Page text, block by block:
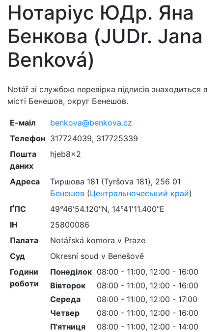
Нотаріус ЮДр. Яна
Бенкова (JUDr. Jana
Benková)
Notář зі службою перевірка підписів знаходиться в
місті Бенешов, округ Бенешов.
Е-маіл
benkova@benkova.cz
Телефон 317724039, 317725339
Пошта
даних
hjeb8x2
Адреса Тиршова 181 (Tyršova 181), 256 01
Бенешов(Центральночеський край)
ҐПС
49°46'54.120"N, 14°41'11.400"E
ІН
25800086
Палата
Notářská komora v Praze
Суд
Okresní soud v Benešově
Години
роботи
Понеділок 08:00 - 11:00, 12:00 - 16:00
Вівторок
08:00 - 11:00, 12:00 - 16:00
Середа
08:00 - 11:00, 12:00 - 17:00
Четвер
08:00 - 11:00, 12:00 - 16:00
П'ятниця
08:00 - 11:00, 12:00 - 14:00